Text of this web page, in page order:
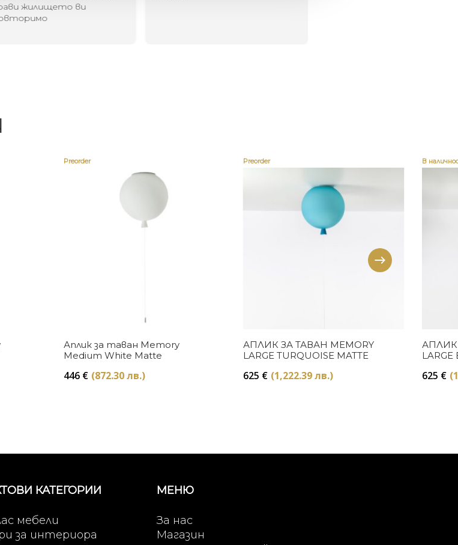
жилището ви
Preorder
Купи
Аплик за таван Memory
Medium White Matte
446 € (872.30 лв.)
Preorder
Купи
АПЛИК ЗА ТАВАН MEMORY
LARGE TURQUOISE MATTE
625 € (1,222.39 лв.)
В
АПЛИК
LARGE
625 €
КАТЕГОРИИ
мебели
за интериора
МЕНЮ
За нас
Магазин